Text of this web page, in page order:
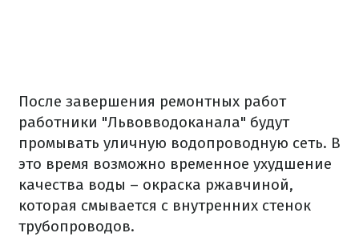
После завершения ремонтных работ
работники "Львовводоканала" будут
промывать уличную водопроводную сеть. В
это время возможно временное ухудшение
качества воды – окраска ржавчиной,
которая смывается с внутренних стенок
трубопроводов.